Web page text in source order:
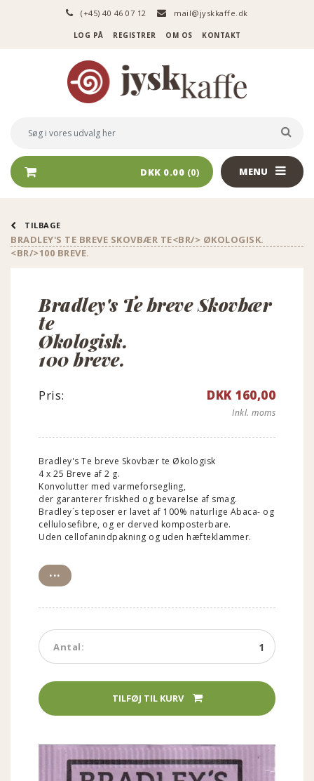
(+45) 40 46 07 12 mail@jyskkaffe.dk
LOG PÅ REGISTRER OM OS KONTAKT
udvalg
her
SØG
DKK 0.00 (0) MENU
TILBAGE
BRADLEY'S TE BREVE SKOVBÆR TE<BR/> ØKOLOGISK.
<BR/>100 BREVE.
Bradley's Te breve Skovbær
te
Økologisk.
100 breve.
Pris: DKK 160,00
Inkl. moms
Bradley's Te breve Skovbær te Økologisk
4 x 25 Breve af 2 g.
Konvolutter med varmeforsegling,
der garanterer friskhed og bevarelse af smag.
Bradley´s teposer er lavet af 100% naturlige Abaca- og
cellulosefibre, og er derved komposterbare.
Uden cellofanindpakning og uden hæfteklammer.
...
Tilføj
kurv
Antal:
TILFØJ TIL KURV